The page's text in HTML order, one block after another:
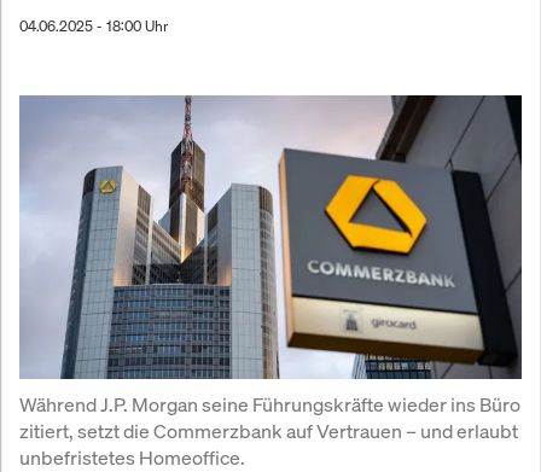
04.06.2025 - 18:00 Uhr
Während J.P. Morgan seine Führungskräfte wieder ins Büro
zitiert, setzt die Commerzbank auf Vertrauen – und erlaubt
unbefristetes Homeoffice.